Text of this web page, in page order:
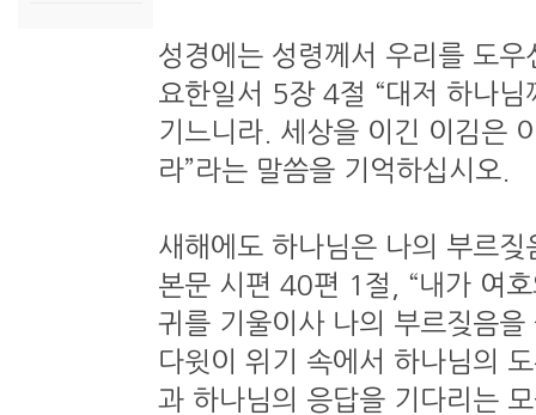
성경에는 성령께서 우리를 도
요한일서 5장 4절 “대저 하나
기느니라. 세상을 이긴 이김은
라”라는 말씀을 기억하십시오.
새해에도 하나님은 나의 부르
본문 시편 40편 1절, “내가 여
귀를 기울이사 나의 부르짖음을
다윗이 위기 속에서 하나님의
과 하나님의 응답을 기다리는